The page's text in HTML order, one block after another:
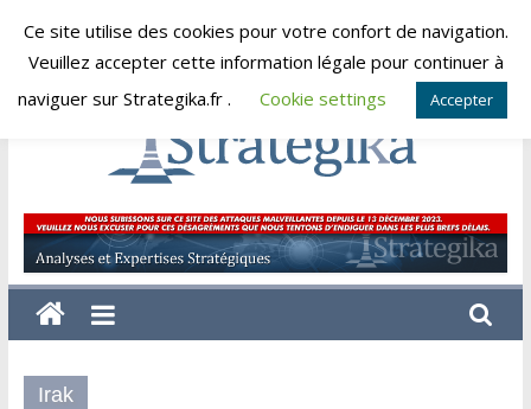
Skip
dimanche, août 9, 2026
Strategika
Expertise
et
Analyses
Irak
Ce site utilise des cookies pour votre confort de navigation.
Veuillez accepter cette information légale pour continuer à
naviguer sur Strategika.fr .
Cookie settings Accepter